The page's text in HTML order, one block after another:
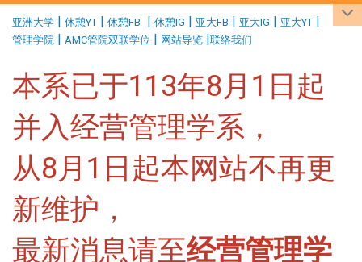
亚洲大学 | 休憩YT | 休憩FB | 休憩IG | 亚大FB | 亚大IG | 亚大YT |
管理学院 | AMC管院双联学位 | 网站导览 |联络我们
本系已于113年8月1日起
并入经营管理学系，
从8月1日起本网站不再更
新维护，
最新消息请至经营管理学